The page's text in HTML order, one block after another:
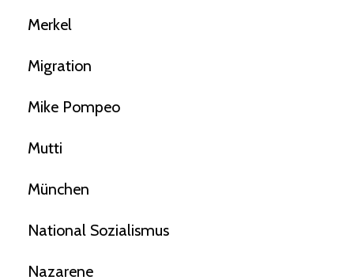
Merkel
Migration
Mike Pompeo
Mutti
München
National Sozialismus
Nazarene